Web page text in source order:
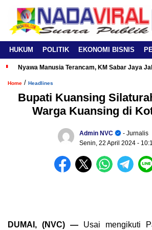
HUKUM POLITIK EKONOMI BISNIS
Nyawa Manusia Terancam, KM Sabar Jaya
Home / Headlines
Bupati Kuansing
Warga Kuansing di
Admin NVC
- Jurnalis
Senin, 22 April 2024 -
DUMAI, (NVC) — Usai mengikuti